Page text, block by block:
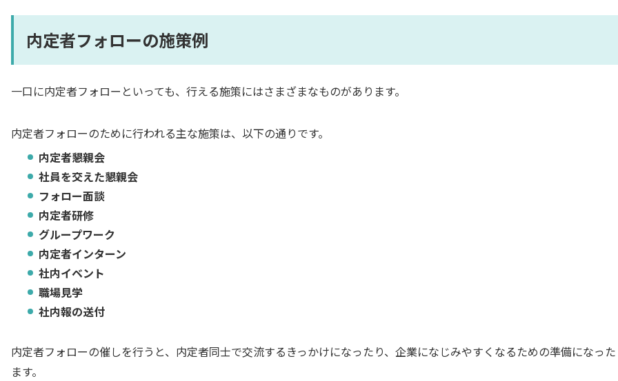
内定者フォローの施策例
一口に内定者フォローといっても、行える施策にはさまざまなものがあります。
内定者フォローのために行われる主な施策は、以下の通りです。
内定者懇親会
社員を交えた懇親会
フォロー面談
内定者研修
グループワーク
内定者インターン
社内イベント
職場見学
社内報の送付
内定者フォローの催しを行うと、内定者同士で交流するきっかけになったり、企業になじみやすくなるための準備になっ
ます。